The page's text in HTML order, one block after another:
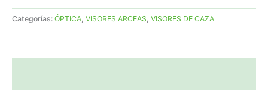
6X42
Referencia:
Categorías: ÓPTICA VISORES ARCEAS VISORES DE CAZA